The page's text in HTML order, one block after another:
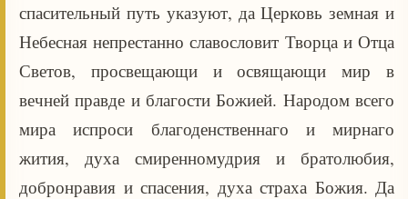
спасительный путь указуют, да Церковь земная и
Небесная непрестанно славословит Творца и Отца
Светов, просвещающи и освящающи мир в
вечней правде и благости Божией. Народом всего
мира испроси благоденственнаго и мирнаго
жития, духа смиренномудрия и братолюбия,
добронравия и спасения, духа страха Божия. Да